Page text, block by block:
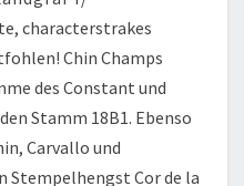
characterstrakes
Chin Champs
des Constant und
Stamm 18B1. Ebenso
Carvallo und
Stempelhengst Cor de la